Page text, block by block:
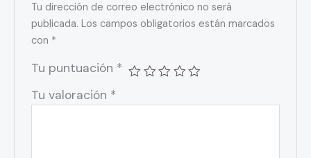
Tu dirección de correo electrónico no será
publicada. Los campos obligatorios están marcados
con *
Tu puntuación *
Tu valoración *